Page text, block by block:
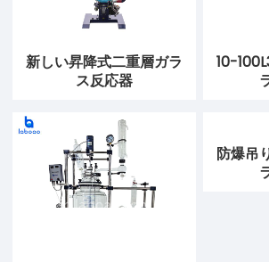
新しい昇降式二重層ガラ
ス反応器
10-
防爆吊